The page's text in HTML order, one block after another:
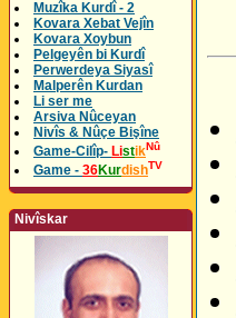
Muzîka Kurdî - 2
Kovara Xebat Vejîn
Kovara Xoybun
Pelgeyên bi Kurdî
Perwerdeya Siyasî
Malperên Kurdan
Li ser me
Arsiva Nûceyan
Nivîs & Nûçe Bişîne
Game-Cilîp- ListikNû
Game - 36KurdishTV
Nivîskar